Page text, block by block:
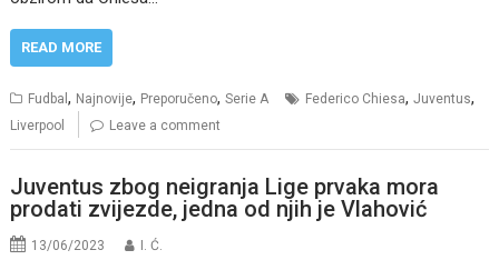
READ MORE
Fudbal, Najnovije, Preporučeno,Serie A Federico Chiesa,Juventus,
Liverpool Leave a comment
Juventus zbog neigranja Lige prvaka mora
prodati zvijezde, jedna od njih je Vlahović
13/06/2023 I. Ć.